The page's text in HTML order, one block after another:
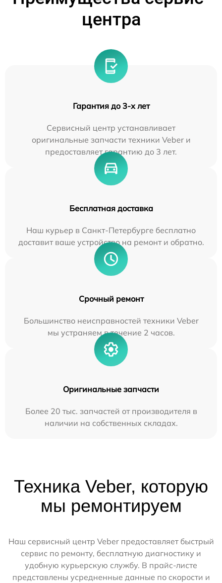
центра
Гарантия до 3-х лет
Сервисный центр устанавливает
оригинальные запчасти техники Veber и
предоставляет гарантию до 3 лет.
Бесплатная доставка
Наш курьер в Санкт-Петербурге бесплатно
доставит ваше устройство на ремонт и обратно.
Срочный ремонт
Большинство неисправностей техники Veber
мы устраняем в течение 2 часов.
Оригинальные запчасти
Более 20 тыс. запчастей от производителя в
наличии на собственных складах.
Техника Veber, которую
мы ремонтируем
Наш сервисный центр Veber предоставляет быстрый
сервис по ремонту, бесплатную диагностику и
удобную курьерскую службу. В прайс-листе
представлены усредненные данные по скорости и